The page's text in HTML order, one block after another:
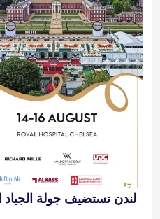
لندن تستضيف جولة الجياد